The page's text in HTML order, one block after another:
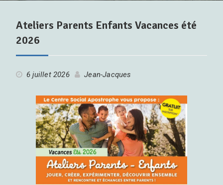
Ateliers Parents Enfants Vacances été
2026
6 juillet 2026 Jean-Jacques